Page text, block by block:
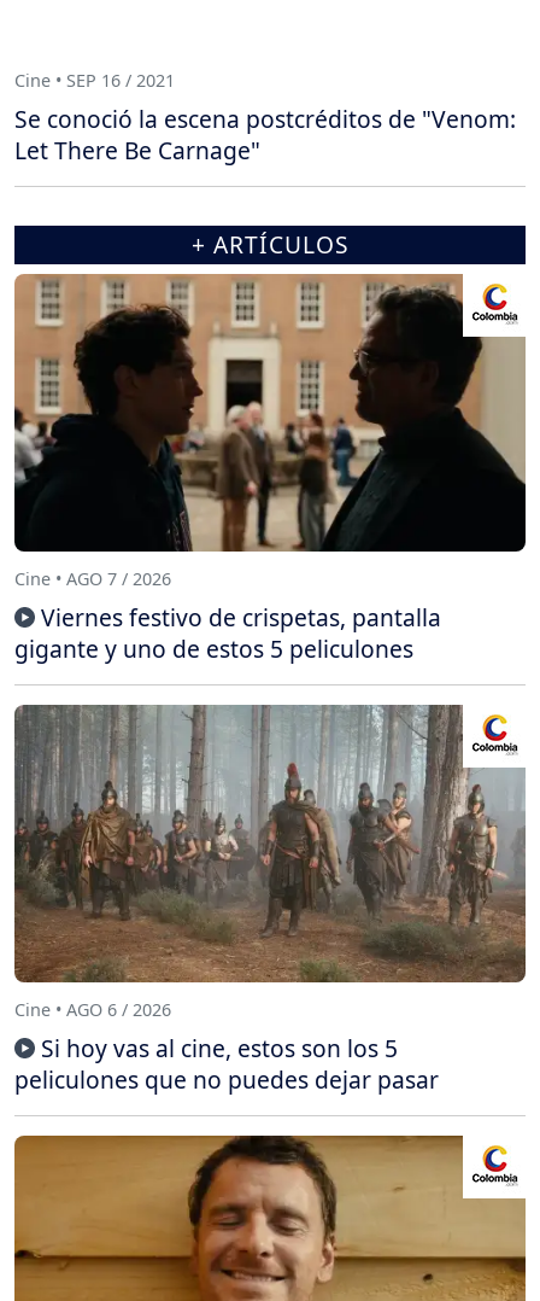
Cine • SEP 16 / 2021
Se conoció la escena postcréditos de "Venom:
Let There Be Carnage"
+ ARTÍCULOS
Cine • AGO 7 / 2026
Viernes festivo de crispetas, pantalla
gigante y uno de estos 5 peliculones
Cine • AGO 6 / 2026
Si hoy vas al cine, estos son los 5
peliculones que no puedes dejar pasar